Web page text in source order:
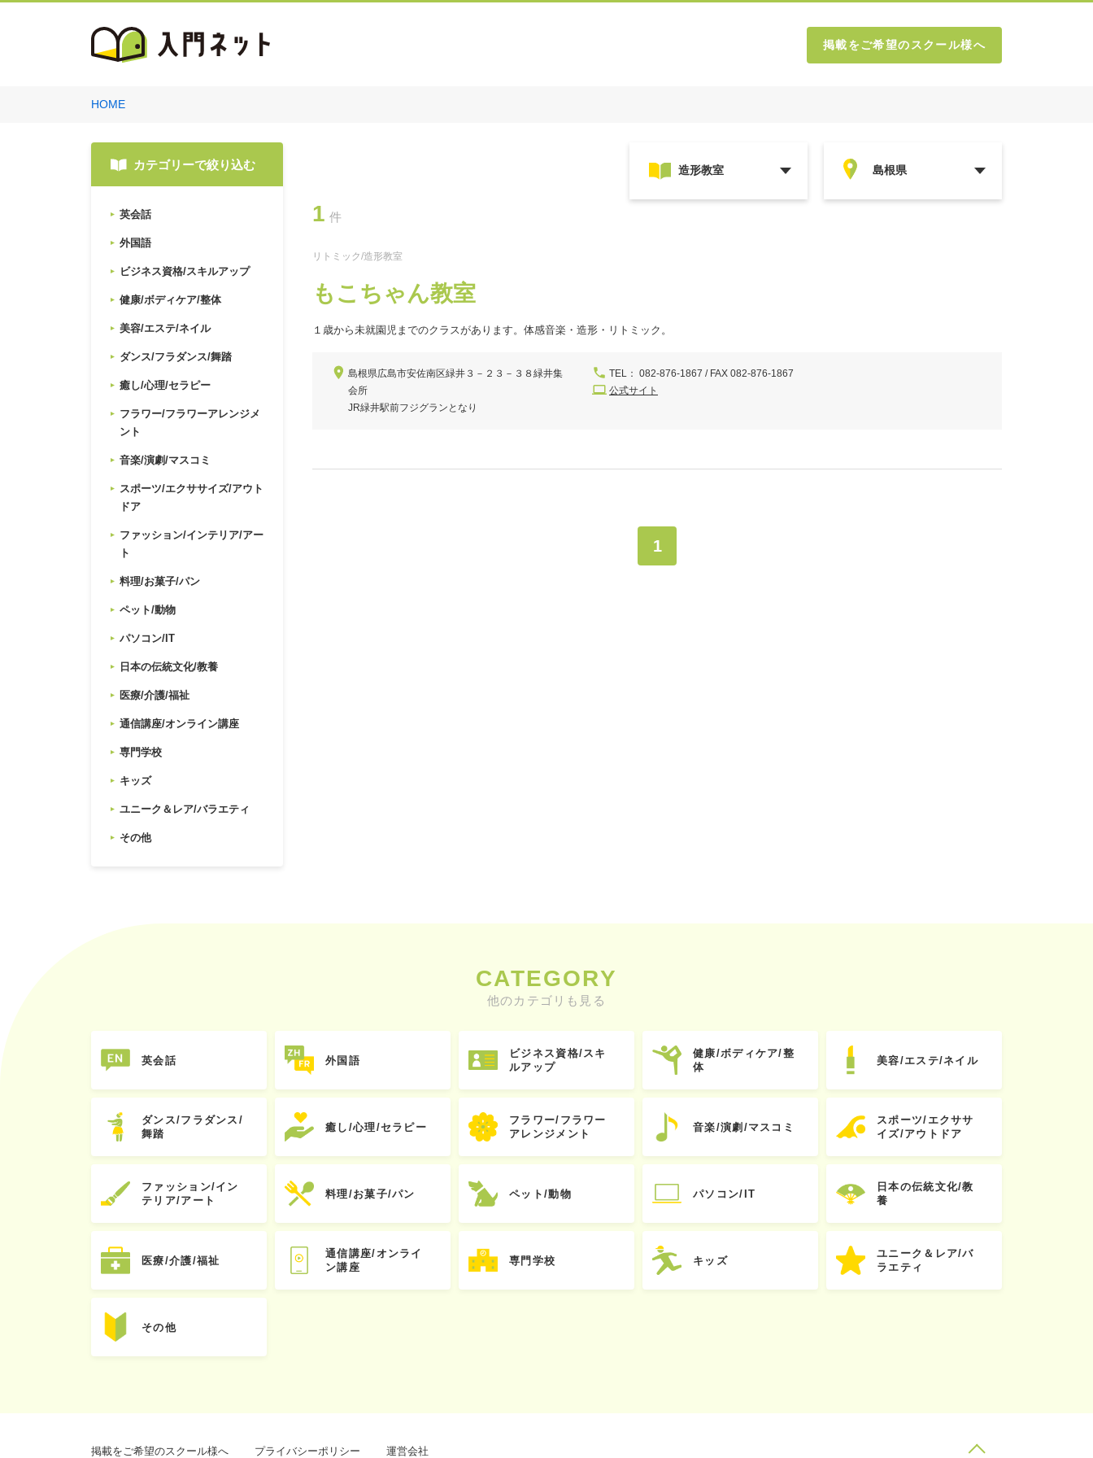
掲載をご希望のスクール様へ
HOME
カテゴリーで絞り込む
英会話
外国語
ビジネス資格/スキルアップ
健康/ボディケア/整体
美容/エステ/ネイル
ダンス/フラダンス/舞踏
癒し/心理/セラピー
フラワー/フラワーアレンジメ
ント
音楽/演劇/マスコミ
スポーツ/エクササイズ/アウト
ドア
ファッション/インテリア/アー
ト
料理/お菓子/パン
ペット/動物
パソコン/IT
日本の伝統文化/教養
医療/介護/福祉
通信講座/オンライン講座
専門学校
キッズ
ユニーク＆レア/バラエティ
その他
1 件
リトミック/造形教室
もこちゃん教室
１歳から未就園児までのクラスがあります。体感音楽・造形・リトミック。
島根県広島市安佐南区緑井３－２３－３８緑井集
会所
JR緑井駅前フジグランとなり
TEL： 082-876-1867 / FAX 082-876-1867
公式サイト
1
CATEGORY
他のカテゴリも見る
英会話 外国語
ビジネス資格/スキ
ルアップ
健康/ボディケア/整
体
美容/エステ/ネイル
ダンス/フラダンス/
舞踏
癒し/心理/セラピー
フラワー/フラワー
アレンジメント
音楽/演劇/マスコミ
スポーツ/エクササ
イズ/アウトドア
ファッション/イン
テリア/アート
料理/お菓子/パン ペット/動物 パソコン/IT
日本の伝統文化/教
養
医療/介護/福祉
通信講座/オンライ
ン講座
専門学校 キッズ
ユニーク＆レア/バ
ラエティ
その他
掲載をご希望のスクール様へ プライバシーポリシー 運営会社